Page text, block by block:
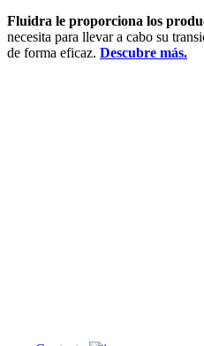
Fluidra le proporciona los
necesita para llevar a cabo su
de forma eficaz. Descubre más.